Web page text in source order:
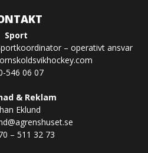
Sport
– operativt ansvar
546 06 07
& Reklam
Eklund
– 511 32 73